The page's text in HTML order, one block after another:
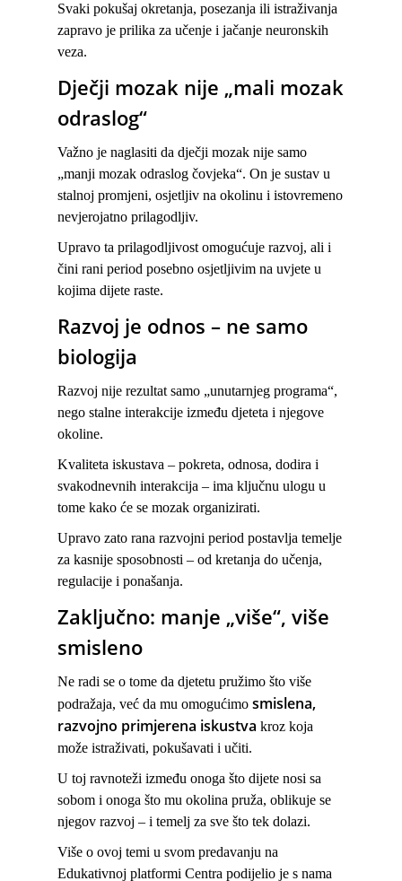
Svaki pokušaj okretanja, posezanja ili istraživanja
zapravo je prilika za učenje i jačanje neuronskih
veza.
Dječji mozak nije „mali mozak
odraslog“
Važno je naglasiti da dječji mozak nije samo
„manji mozak odraslog čovjeka“. On je sustav u
stalnoj promjeni, osjetljiv na okolinu i istovremeno
nevjerojatno prilagodljiv.
Upravo ta prilagodljivost omogućuje razvoj, ali i
čini rani period posebno osjetljivim na uvjete u
kojima dijete raste.
Razvoj je odnos – ne samo
biologija
Razvoj nije rezultat samo „unutarnjeg programa“,
nego stalne interakcije između djeteta i njegove
okoline.
Kvaliteta iskustava – pokreta, odnosa, dodira i
svakodnevnih interakcija – ima ključnu ulogu u
tome kako će se mozak organizirati.
Upravo zato rana razvojni period postavlja temelje
za kasnije sposobnosti – od kretanja do učenja,
regulacije i ponašanja.
Zaključno: manje „više“, više
smisleno
Ne radi se o tome da djetetu pružimo što više
podražaja, već da mu omogućimo smislena,
razvojno primjerena iskustva kroz koja
može istraživati, pokušavati i učiti.
U toj ravnoteži između onoga što dijete nosi sa
sobom i onoga što mu okolina pruža, oblikuje se
njegov razvoj – i temelj za sve što tek dolazi.
Više o ovoj temi u svom predavanju na
Edukativnoj platformi Centra podijelio je s nama